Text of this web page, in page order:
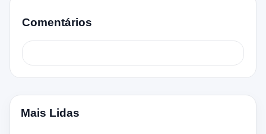
Comentários
Mais Lidas